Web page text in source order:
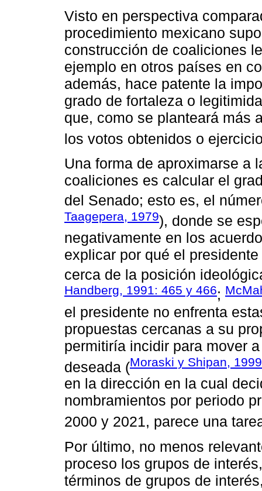
Visto en perspectiva
procedimiento mexicano
construcción de coaliciones
ejemplo en otros países en
además, hace patente la
grado de fortaleza o
que, como se planteará más
los votos obtenidos o
Una forma de aproximarse a
coaliciones es calcular el
del Senado; esto es, el
Taagepera, 1979), donde se
negativamente en los
explicar por qué el
cerca de la posición
Handberg, 1991: 465 y 466;
el presidente no enfrenta
propuestas cercanas a su
permitiría incidir para mover
deseada (Moraski y Shipan, 1999
en la dirección en la cual
nombramientos por periodo
2000 y 2021, parece una
Por último, no menos
proceso los grupos de
términos de grupos de